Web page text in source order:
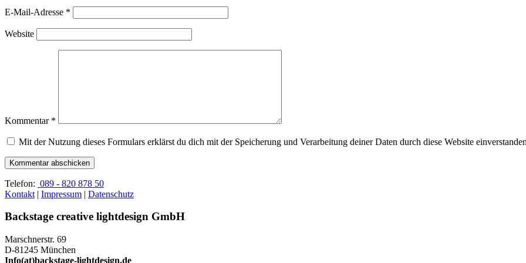
E-Mail-Adresse *
Website
Kommentar *
Mit der Nutzung dieses Formulars erklärst du dich mit der Speicherung und Verarbeitung deiner Daten durch diese Website
Telefon: 089 - 820 878 50
Kontakt | Impressum | Datenschutz
Backstage creative lightdesign GmbH
Marschnerstr. 69
D-81245 München
Info(at)backstage-lightdesign.de